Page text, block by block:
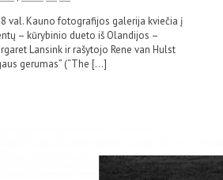
val. Kauno fotografijos galerija kviečia į
– kūrybinio dueto iš Olandijos –
Lansink ir rašytojo Rene van Hulst
gerumas” (“The […]